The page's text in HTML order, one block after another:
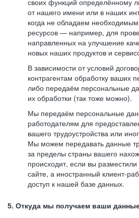
своих функций определённому
от нашего имени или в наших
когда не обладаем
ресурсов — например, для
направленных на улучшение
новых наших продуктов и
В зависимости от условий
контрагентам обработку ваших
либо передаём персональные
их обработки (так тоже можно).
Мы передаём персональные
работодателям для
вашего трудоустройства или
Мы можем передавать данные
за пределы страны вашего
происходит, если вы
сайте, а иностранный клиент-
доступ к нашей базе данных.
5. Откуда мы получаем ваши